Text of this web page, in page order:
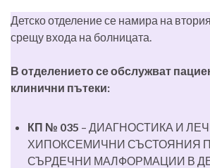
Детско отделение се намира на
срещу входа на болницата.
В отделението се обслужват
клинични пътеки:
КП № 035 – ДИАГНОСТИКА И
ХИПОКСЕМИЧНИ СЪСТОЯНИЯ
СЪРДЕЧНИ МАЛФОРМАЦИИ В